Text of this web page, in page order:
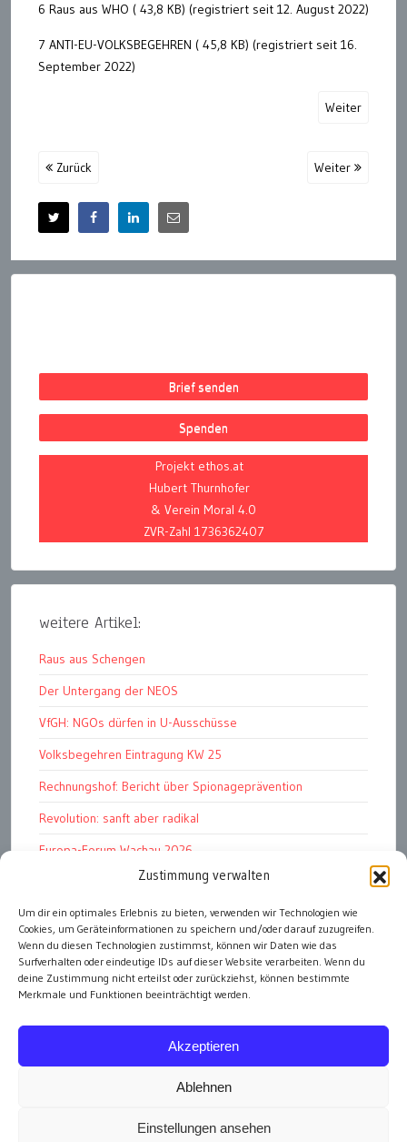
Zustimmung verwalten
Um dir ein optimales Erlebnis zu bieten, verwenden wir Technologien wie
Cookies, um Geräteinformationen zu speichern und/oder darauf zuzugreifen.
Wenn du diesen Technologien zustimmst, können wir Daten wie das
Surfverhalten oder eindeutige IDs auf dieser Website verarbeiten. Wenn du
deine Zustimmung nicht erteilst oder zurückziehst, können bestimmte
Merkmale und Funktionen beeinträchtigt werden.
Akzeptieren
Ablehnen
Einstellungen ansehen
6 Raus aus WHO ( 43,8 KB) (registriert seit 12. August 2022)
7 ANTI-EU-VOLKSBEGEHREN ( 45,8 KB) (registriert seit 16.
September 2022)
Weiter
Zurück Weiter
Brief senden
Spenden
Projekt ethos.at
Hubert Thurnhofer
& Verein Moral 4.0
ZVR-Zahl 1736362407
weitere Artikel:
Raus aus Schengen
Der Untergang der NEOS
VfGH: NGOs dürfen in U-Ausschüsse
Volksbegehren Eintragung KW 25
Rechnungshof: Bericht über Spionageprävention
Revolution: sanft aber radikal
Europa-Forum Wachau 2026
Amnesty Report 2025/26
Attac kritisiert neues EU-Rüstungspaket
Ungarn ist demokratischer als Österreich
alle Artikel
Impressum